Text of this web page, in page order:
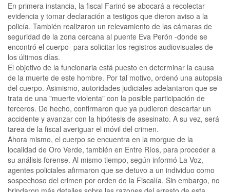
En primera instancia, la fiscal Farinó se abocará a recolectar
evidencia y tomar declaración a testigos que dieron aviso a la
policía. También realizaron un relevamiento de las cámaras de
seguridad de la zona cercana al puente Eva Perón -donde se
encontró el cuerpo- para solicitar los registros audiovisuales de
los últimos días.
El objetivo de la funcionaria está puesto en determinar la causa
de la muerte de este hombre. Por tal motivo, ordenó una autopsia
del cuerpo. Asimismo, autoridades judiciales adelantaron que se
trata de una "muerte violenta" con la posible participación de
terceros. De hecho, confirmaron que ya pudieron descartar un
accidente y avanzar con la hipótesis de asesinato. A su vez, será
tarea de la fiscal averiguar el móvil del crimen.
Ahora mismo, el cuerpo se encuentra en la morgue de la
localidad de Oro Verde, también en Entre Ríos, para proceder a
su análisis forense. Al mismo tiempo, según informó La Voz,
agentes policiales afirmaron que se detuvo a un individuo como
sospechoso del crimen por orden de la Fiscalía. Sin embargo, no